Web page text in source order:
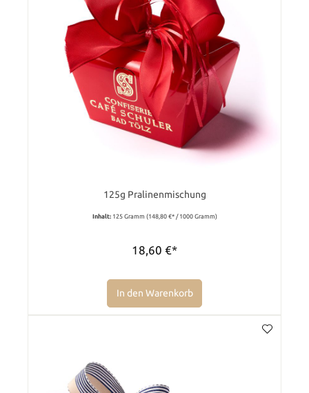
125g Pralinenmischung
Inhalt: 125 Gramm (148,80 €* / 1000 Gramm)
18,60 €*
In den Warenkorb